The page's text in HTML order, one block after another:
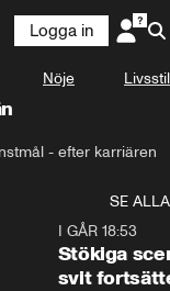
Logga in
Nöje Livsstil
- efter karriären
SE ALLA
I GÅR 18:53
Stökiga
svit